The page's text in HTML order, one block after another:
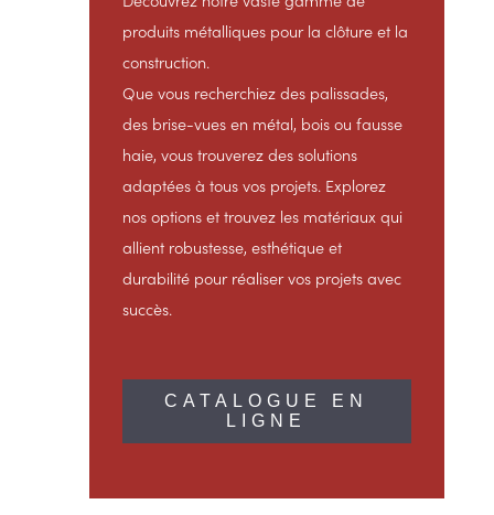
produits métalliques pour la clôture et la
construction.
Que vous recherchiez des palissades,
des brise-vues en métal, bois ou fausse
haie, vous trouverez des solutions
adaptées à tous vos projets. Explorez
nos options et trouvez les matériaux qui
allient robustesse, esthétique et
durabilité pour réaliser vos projets avec
succès.
CATALOGUE EN
LIGNE